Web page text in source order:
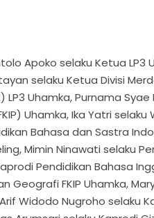
Apoko selaku Ketua LP3
selaku Ketua Divisi
Uhamka, Purnama
Uhamka, Ika Yatri selaku
Bahasa dan Sastra
Mimin Ninawati selaku
Pendidikan Bahasa
Geografi FKIP Uhamka,
Widodo Nugroho selaku